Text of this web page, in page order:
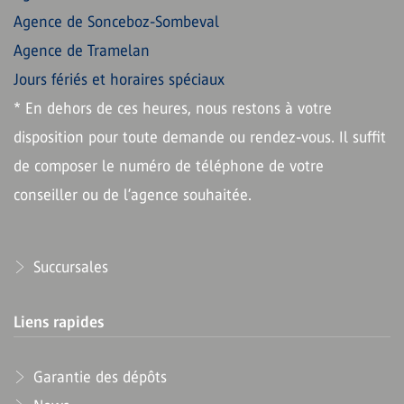
Agence de Sonceboz-Sombeval
Agence de Tramelan
Jours fériés et horaires spéciaux
* En dehors de ces heures, nous restons à votre
disposition pour toute demande ou rendez-vous. Il suffit
de composer le numéro de téléphone de votre
conseiller ou de l’agence souhaitée.
Succursales
Liens rapides
Garantie des dépôts